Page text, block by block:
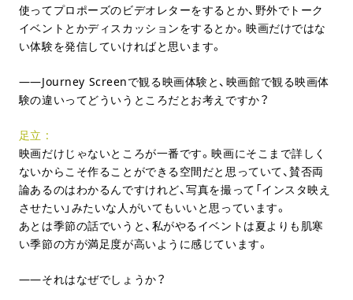
使ってプロポーズのビデオレターをするとか、野外でトーク
イベントとかディスカッションをするとか。映画だけではな
い体験を発信していければと思います。
Journey Screenで観る映画体験と、映画館で観る映画体
験の違いってどういうところだとお考えですか？
足立
映画だけじゃないところが一番です。映画にそこまで詳しく
ないからこそ作ることができる空間だと思っていて、賛否両
論あるのはわかるんですけれど、写真を撮って「インスタ映え
させたい」みたいな人がいてもいいと思っています。
あとは季節の話でいうと、私がやるイベントは夏よりも肌寒
い季節の方が満足度が高いように感じています。
それはなぜでしょうか？